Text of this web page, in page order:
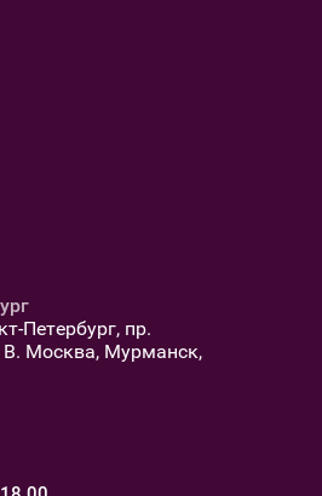
Петербург, пр.
В. Москва, Мурманск,